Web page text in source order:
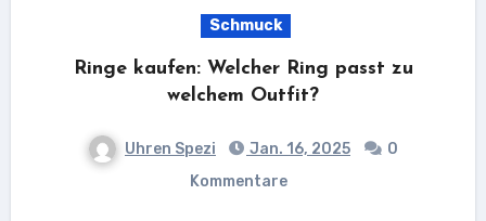
Schmuck
Ringe kaufen: Welcher Ring passt zu
welchem Outfit?
Uhren Spezi Jan. 16, 2025
0
Kommentare